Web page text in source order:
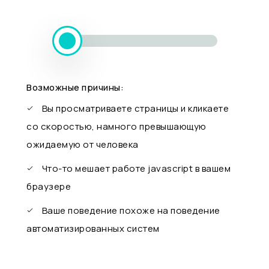
Возможные причины:
Вы просматриваете страницы и кликаете
со скоростью, намного превышающую
ожидаемую от человека
Что-то мешает работе javascript в вашем
браузере
Ваше поведение похоже на поведение
автоматизированных систем